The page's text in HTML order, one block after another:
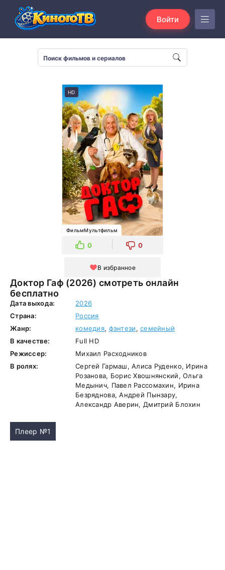
Войти
Доктор Гаф (2026) смотреть онлайн
бесплатно
HD
ФильмМультфильм
0 0
В избранное
Дата выхода:
2026
Страна:
Россия
Жанр:
комедия, фэнтези,семейный
В качестве:
Full HD
Режиссер:
Михаил Расходников
В ролях:
Сергей Гармаш, Алиса Руденко, Ирина
Розанова, Борис Хвошнянский, Ольга
Медынич, Павел Рассомахин, Ирина
Безряднова, Андрей Пынзару,
Александр Аверин, Дмитрий Блохин
Плеер №1